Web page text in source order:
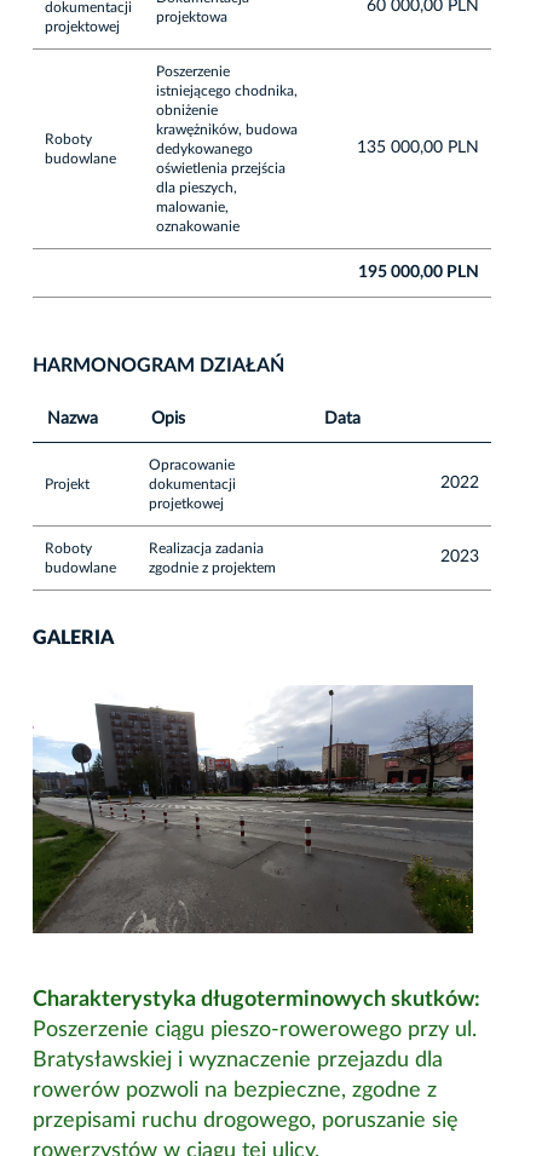
dokumentacji
projektowej
projektowa
60 000,00 PLN
Roboty
budowlane
Poszerzenie
istniejącego chodnika,
obniżenie
krawężników, budowa
dedykowanego
oświetlenia przejścia
dla pieszych,
malowanie,
oznakowanie
135 000,00 PLN
195 000,00 PLN
HARMONOGRAM DZIAŁAŃ
Nazwa Opis Data
Projekt
Opracowanie
dokumentacji
projetkowej
2022
Roboty
budowlane
Realizacja zadania
zgodnie z projektem
2023
GALERIA
Charakterystyka długoterminowych skutków:
Poszerzenie ciągu pieszo-rowerowego przy ul.
Bratysławskiej i wyznaczenie przejazdu dla
rowerów pozwoli na bezpieczne, zgodne z
przepisami ruchu drogowego, poruszanie się
rowerzystów w ciągu tej ulicy.